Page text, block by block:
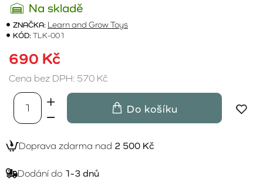
Na skladě
ZNAČKA: Learn and Grow Toys
KÓD:TLK-001
690 Kč
Cena bez DPH: 570 Kč
Do košíku
Doprava zdarma nad 2 500 Kč
Dodání do 1-3 dnů